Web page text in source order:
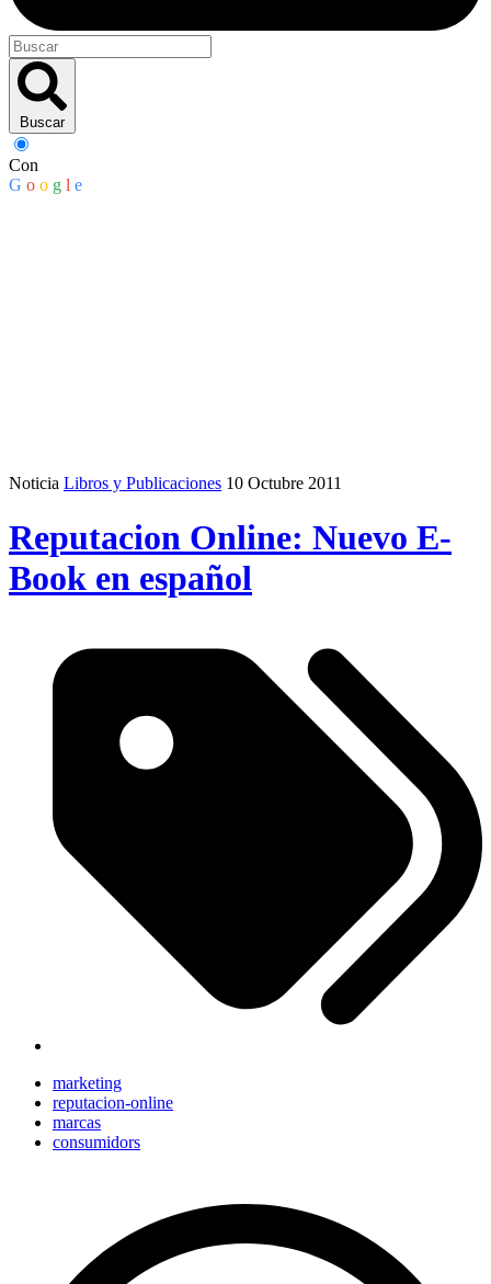
Buscar
Con
G o o g l e
Noticia Libros y Publicaciones 10 Octubre 2011
Reputacion Online: Nuevo E-
Book en español
marketing
reputacion-online
marcas
consumidors